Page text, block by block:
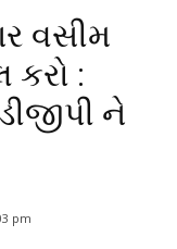
વસીમ
કરો :
ને
pm